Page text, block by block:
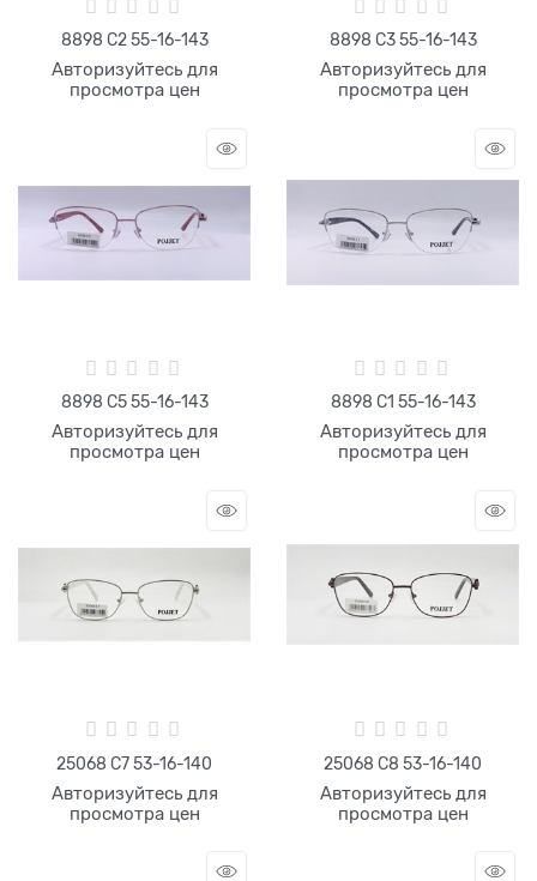
8898 С2 55-16-143
Авторизуйтесь для
просмотра цен
8898 С3 55-16-143
Авторизуйтесь для
просмотра цен
8898 С5 55-16-143
Авторизуйтесь для
просмотра цен
8898 С1 55-16-143
Авторизуйтесь для
просмотра цен
25068 С7 53-16-140
Авторизуйтесь для
просмотра цен
25068 С8 53-16-140
Авторизуйтесь для
просмотра цен